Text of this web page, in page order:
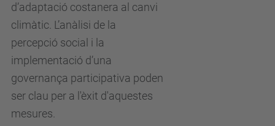
d’adaptació costanera al canvi
climàtic. L’anàlisi de la
percepció social i la
implementació d’una
governança participativa poden
ser clau per a l'èxit d'aquestes
mesures.